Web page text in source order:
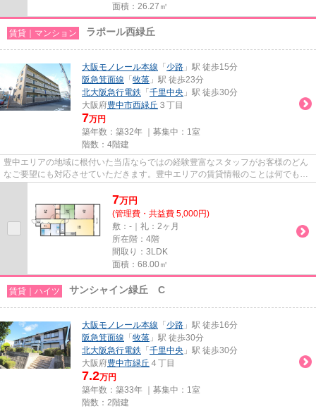
面積：26.27㎡
賃貸｜マンション ラポール西緑丘
大阪モノレール本線 「 少路 」駅 徒歩15分
阪急箕面線 「 牧落 」駅 徒歩23分
北大阪急行電鉄 「 千里中央 」駅 徒歩30分
大阪府豊中市西緑丘 ３丁目
7万円
築年数：築32年 ｜募集中： 1室
階数：4階建
豊中エリアの地域に根付いた当店ならではの経験豊富なスタッフがお客様のどん
なご要望にも対応させていただきます。豊中エリアの賃貸情報のことは何でもお
7万円
(管理費・共益費 5,000円)
敷：-｜礼：2ヶ月
所在階：4階
間取り：3LDK
面積：68.00㎡
賃貸｜ハイツ サンシャイン緑丘 C
大阪モノレール本線 「 少路 」駅 徒歩16分
阪急箕面線 「 牧落 」駅 徒歩30分
北大阪急行電鉄 「 千里中央 」駅 徒歩30分
大阪府豊中市緑丘 ４丁目
7.2万円
築年数：築33年 ｜募集中： 1室
階数：2階建